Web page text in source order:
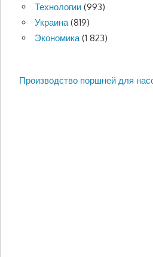
Технологии(993)
Украина(819)
Экономика(1 823)
Производство поршней для